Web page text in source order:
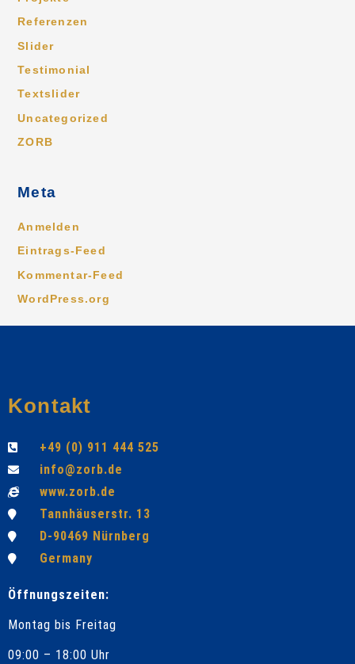
Referenzen
Slider
Testimonial
Textslider
Uncategorized
ZORB
Meta
Anmelden
Eintrags-Feed
Kommentar-Feed
WordPress.org
Kontakt
+49 (0) 911 444 525
info@zorb.de
www.zorb.de
Tannhäuserstr. 13
D-90469 Nürnberg
Germany
Öffnungszeiten:
Montag bis Freitag
09:00 – 18:00 Uhr